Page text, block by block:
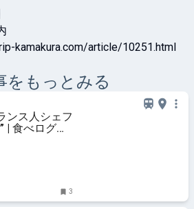
kamakura.com/article/10251.html
をもっとみる
ンス人シェフ
| 食べログマ
3